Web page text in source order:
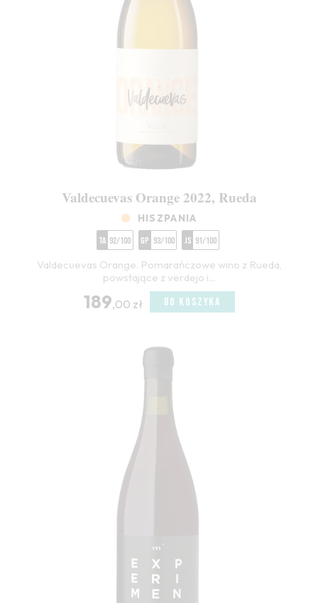
Valdecuevas Orange 2022, Rueda
HISZPANIA
TA 92/100 GP 93/100 JS 91/100
Valdecuevas Orange. Pomarańczowe wino z Rueda,
powstające z verdejo i...
189,00 zł DO KOSZYKA